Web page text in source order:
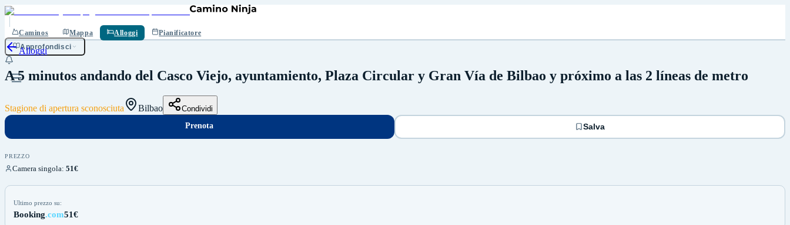
Caminos Mappa Alloggi
Pianificatore
Approfondisci
Alloggi
A 5 minutos andando del Casco Viejo, ayuntamiento, Plaza Circular y Gran Vía de Bilbao y próximo a las 2 líneas de metro
Stagione di apertura sconosciuta Bilbao Condividi
Prenota
Prenota Salva
PREZZO
Camera singola: 51€
Ultimo prezzo su:
Booking.com51€